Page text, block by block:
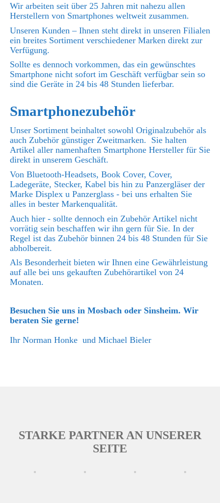
Wir arbeiten seit über 25 Jahren mit nahezu allen
Herstellern von Smartphones weltweit zusammen.
Unseren Kunden – Ihnen steht direkt in unseren Filialen
ein breites Sortiment verschiedener Marken direkt zur
Verfügung.
Sollte es dennoch vorkommen, das ein gewünschtes
Smartphone nicht sofort im Geschäft verfügbar sein so
sind die Geräte in 24 bis 48 Stunden lieferbar.
Smartphonezubehör
Unser Sortiment beinhaltet sowohl Originalzubehör als
auch Zubehör günstiger Zweitmarken. Sie halten
Artikel aller namenhaften Smartphone Hersteller für Sie
direkt in unserem Geschäft.
Von Bluetooth-Headsets, Book Cover, Cover,
Ladegeräte, Stecker, Kabel bis hin zu Panzergläser der
Marke Displex u Panzerglass - bei uns erhalten Sie
alles in bester Markenqualität.
Auch hier - sollte dennoch ein Zubehör Artikel nicht
vorrätig sein beschaffen wir ihn gern für Sie. In der
Regel ist das Zubehör binnen 24 bis 48 Stunden für Sie
abholbereit.
Als Besonderheit bieten wir Ihnen eine Gewährleistung
auf alle bei uns gekauften Zubehörartikel von 24
Monaten.
Besuchen Sie uns in Mosbach oder Sinsheim. Wir
beraten Sie gerne!
Ihr Norman Honke und Michael Bieler
STARKE PARTNER AN UNSERER
SEITE